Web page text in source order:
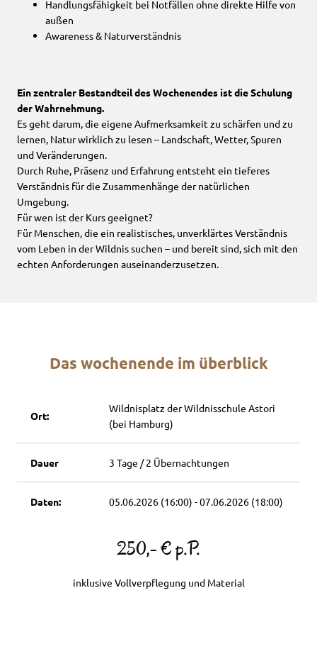
Handlungsfähigkeit bei Notfällen ohne direkte Hilfe von
außen
Awareness & Naturverständnis
Ein zentraler Bestandteil des Wochenendes ist die Schulung
der Wahrnehmung.
Es geht darum, die eigene Aufmerksamkeit zu schärfen und zu
lernen, Natur wirklich zu lesen – Landschaft, Wetter, Spuren
und Veränderungen.
Durch Ruhe, Präsenz und Erfahrung entsteht ein tieferes
Verständnis für die Zusammenhänge der natürlichen
Umgebung.
Für wen ist der Kurs geeignet?
Für Menschen, die ein realistisches, unverklärtes Verständnis
vom Leben in der Wildnis suchen – und bereit sind, sich mit den
echten Anforderungen auseinanderzusetzen.
Das wochenende im überblick
Ort:
Wildnisplatz der Wildnisschule Astori
(bei Hamburg)
Dauer 3 Tage / 2 Übernachtungen
Daten: 05.06.2026 (16:00) - 07.06.2026 (18:00)
250,- € p.P.
inklusive Vollverpflegung und Material